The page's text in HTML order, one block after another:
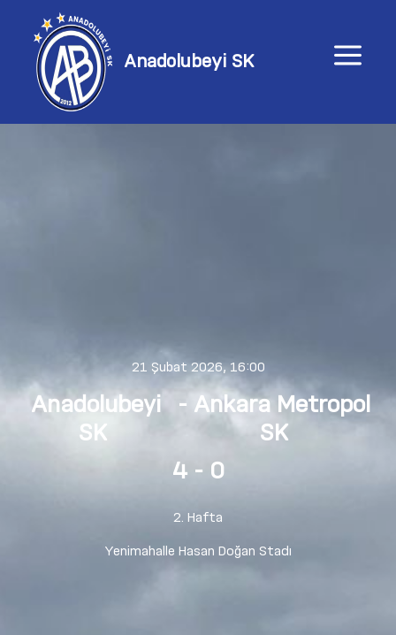
Anadolubeyi SK a
21 Şubat 2026, 16:00
Anadolubeyi
SK
- Ankara Metropol
SK
4 - 0
2. Hafta
Yenimahalle Hasan Doğan Stadı